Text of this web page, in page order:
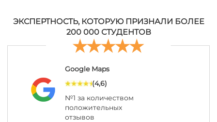
ЭКСПЕРТНОСТЬ, КОТОРУЮ ПРИЗНАЛИ БОЛЕЕ
200 000 СТУДЕНТОВ
Google Maps
(4,6)
№1 за количеством
положительных
отзывов